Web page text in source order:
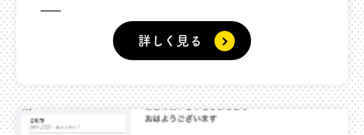
詳しく見る